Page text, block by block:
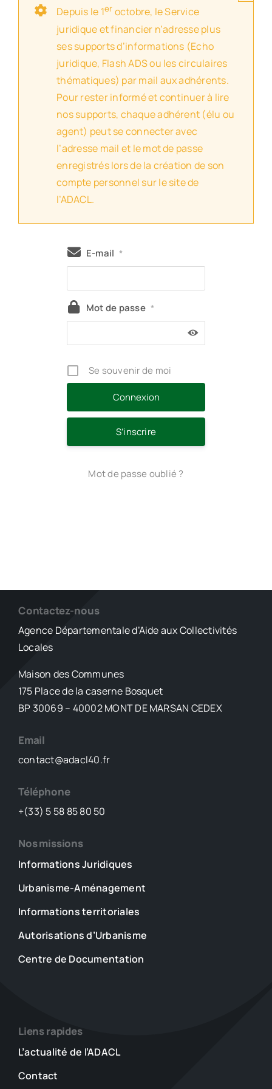
Depuis le 1er octobre, le Service
juridique et financier n’adresse plus
ses supports d’informations (Echo
juridique, Flash ADS ou les circulaires
thématiques) par mail aux adhérents.
Pour rester informé et continuer à lire
nos supports, chaque adhérent (élu ou
agent) peut se connecter avec
l’adresse mail et le mot de passe
enregistrés lors de la création de son
compte personnel sur le site de
l’ADACL.
E-mail *
Mot de passe *
Se souvenir de moi
S’inscrire
Mot de passe oublié ?
Contactez-nous
Agence Départementale d’Aide aux Collectivités
Locales
Maison des Communes
175 Place de la caserne Bosquet
BP 30069 – 40002 MONT DE MARSAN CEDEX
Email
contact@adacl40.fr
Téléphone
+(33) 5 58 85 80 50
Nos missions
Informations Juridiques
Urbanisme-Aménagement
Informations territoriales
Autorisations d’Urbanisme
Centre de Documentation
Liens rapides
L’actualité de l’ADACL
Contact